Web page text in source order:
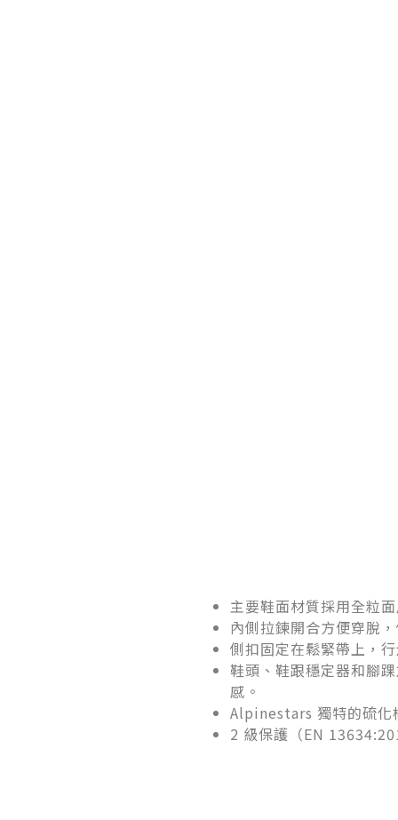
主要鞋面材質採用全粒
內側拉鍊開合方便穿脫
側扣固定在鬆緊帶上，
鞋頭、鞋跟穩定器和腳
感。
Alpinestars 獨特的硫化
2 級保護（EN